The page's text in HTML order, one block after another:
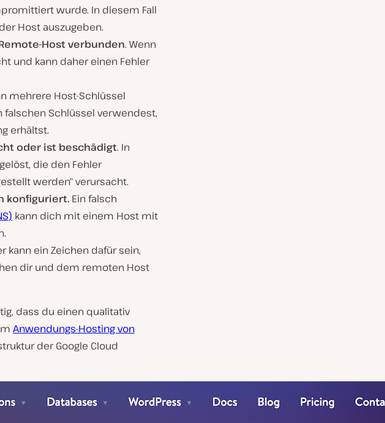
wurde. In diesem Fall
Host auszugeben.
Host verbunden. Wenn
und kann daher einen Fehler
mehrere Host-Schlüssel
falschen Schlüssel verwendest,
erhältst.
oder ist beschädigt. In
die den Fehler
werden“ verursacht.
konfiguriert. Ein falsch
kann dich mit einem Host mit
kann ein Zeichen dafür sein,
dir und dem remoten Host
dass du einen qualitativ
Anwendungs-Hosting von
der Google Cloud